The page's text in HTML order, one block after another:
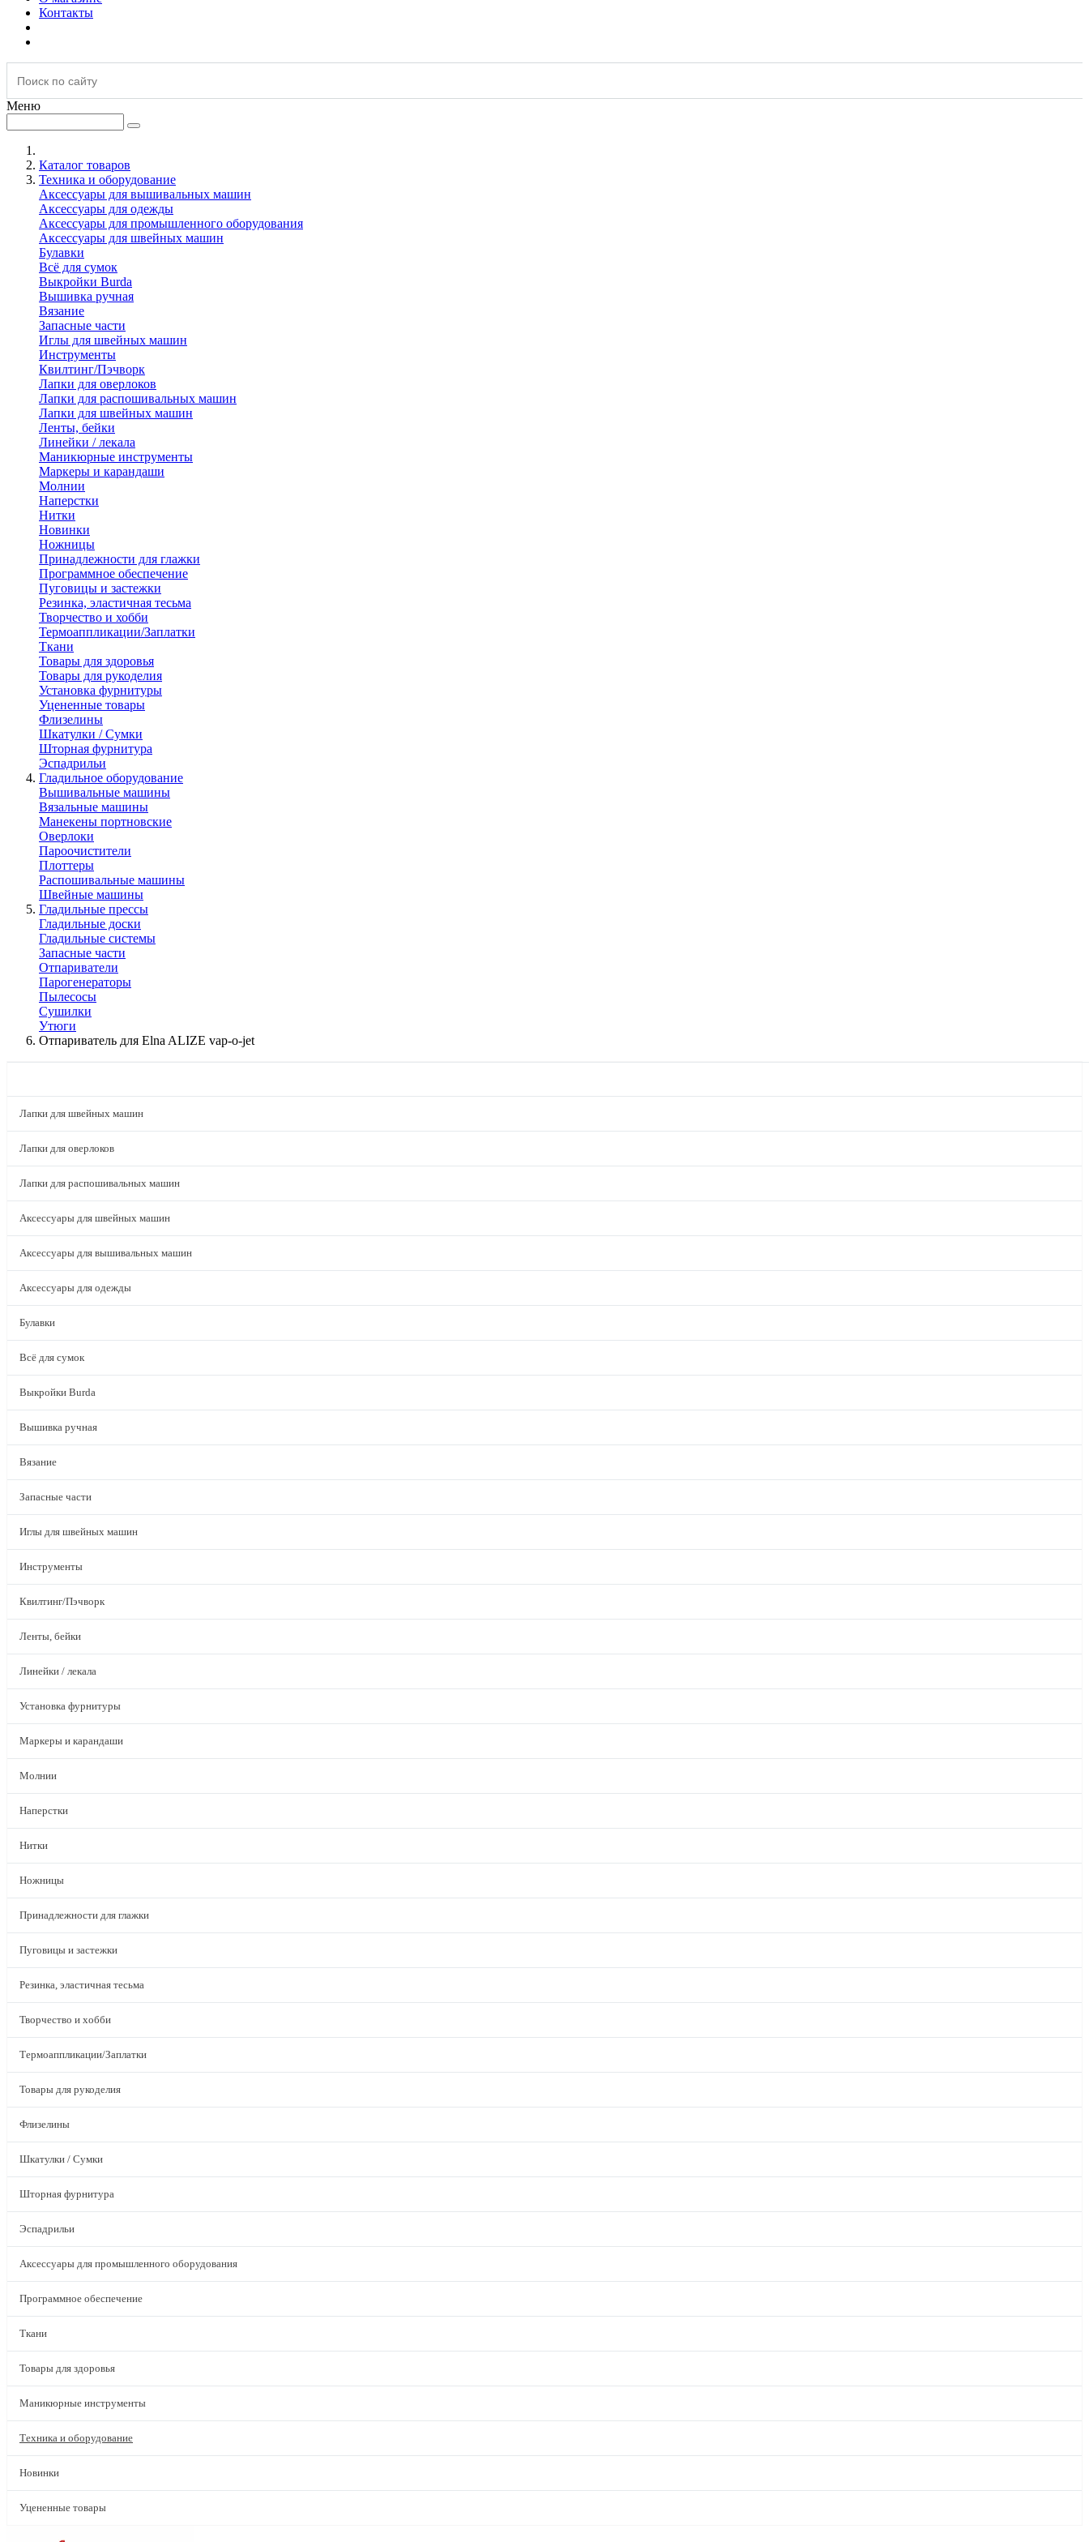
Контакты
Меню
Каталог товаров
Техника и оборудование
Аксессуары для вышивальных машин
Аксессуары для одежды
Аксессуары для промышленного оборудования
Аксессуары для швейных машин
Булавки
Всё для сумок
Выкройки Burda
Вышивка ручная
Вязание
Запасные части
Иглы для швейных машин
Инструменты
Квилтинг/Пэчворк
Лапки для оверлоков
Лапки для распошивальных машин
Лапки для швейных машин
Ленты, бейки
Линейки / лекала
Маникюрные инструменты
Маркеры и карандаши
Молнии
Наперстки
Нитки
Новинки
Ножницы
Принадлежности для глажки
Программное обеспечение
Пуговицы и застежки
Резинка, эластичная тесьма
Творчество и хобби
Термоаппликации/Заплатки
Ткани
Товары для здоровья
Товары для рукоделия
Установка фурнитуры
Уцененные товары
Флизелины
Шкатулки / Сумки
Шторная фурнитура
Эспадрильи
Гладильное оборудование
Вышивальные машины
Вязальные машины
Манекены портновские
Оверлоки
Пароочистители
Плоттеры
Распошивальные машины
Швейные машины
Гладильные прессы
Гладильные доски
Гладильные системы
Запасные части
Отпариватели
Парогенераторы
Пылесосы
Сушилки
Утюги
Отпариватель для Elna ALIZE vap-o-jet
Лапки для швейных машин
Лапки для оверлоков
Лапки для распошивальных машин
Аксессуары для швейных машин
Аксессуары для вышивальных машин
Аксессуары для одежды
Булавки
Всё для сумок
Выкройки Burda
Вышивка ручная
Вязание
Запасные части
Иглы для швейных машин
Инструменты
Квилтинг/Пэчворк
Ленты, бейки
Линейки / лекала
Установка фурнитуры
Маркеры и карандаши
Молнии
Наперстки
Нитки
Ножницы
Принадлежности для глажки
Пуговицы и застежки
Резинка, эластичная тесьма
Творчество и хобби
Термоаппликации/Заплатки
Товары для рукоделия
Флизелины
Шкатулки / Сумки
Шторная фурнитура
Эспадрильи
Аксессуары для промышленного оборудования
Программное обеспечение
Ткани
Товары для здоровья
Маникюрные инструменты
Техника и оборудование
Новинки
Уцененные товары